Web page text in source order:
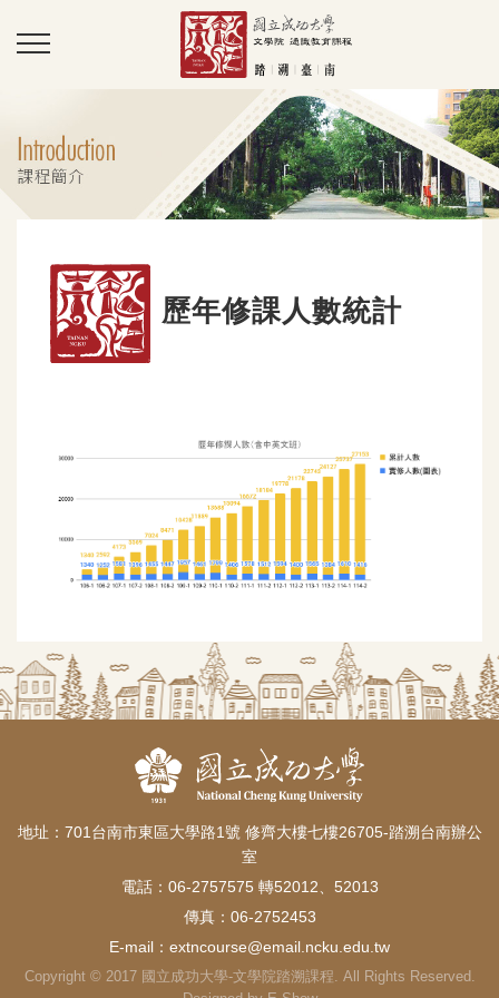
歷年修課人數統計
地址：701台南市東區大學路1號 修齊大樓七樓26705-踏溯台南辦公
室
電話：06-2757575 轉52012、52013
傳真：06-2752453
E-mail： extncourse@email.ncku.edu.tw
Copyright © 2017 國立成功大學-文學院踏溯課程. All Rights Reserved.